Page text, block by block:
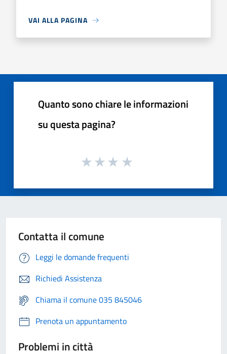
VAI ALLA PAGINA
Quanto sono chiare le informazioni
su questa pagina?
Contatta il comune
Leggi le domande frequenti
Richiedi Assistenza
Chiama il comune 035 845046
Prenota un appuntamento
Problemi in città